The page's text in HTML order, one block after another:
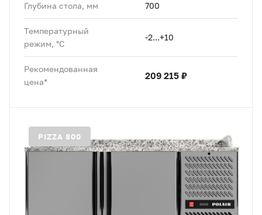
Глубина стола, мм 700
Температурный
режим, °C
-2...+10
Рекомендованная
цена*
209 215 ₽
PIZZA 800